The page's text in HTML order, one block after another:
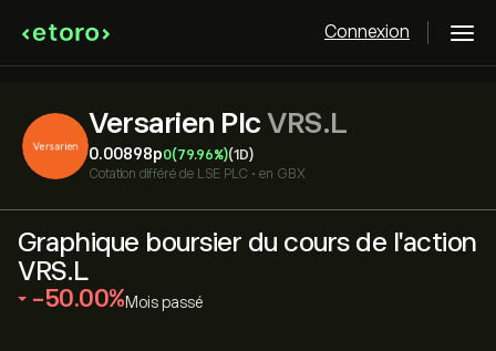
Connexion
Versarien Plc VRS.L
0.00898‎p‎0(79.96%)(1D)
Cotation différé de LSE PLC • en GBX
Graphique boursier du cours de l'action
VRS.L
‎-50.00‎ Mois passé